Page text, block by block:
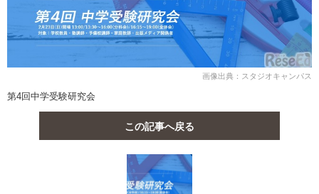
画像出典：スタジオキャンパス
第4回中学受験研究会
この記事へ戻る